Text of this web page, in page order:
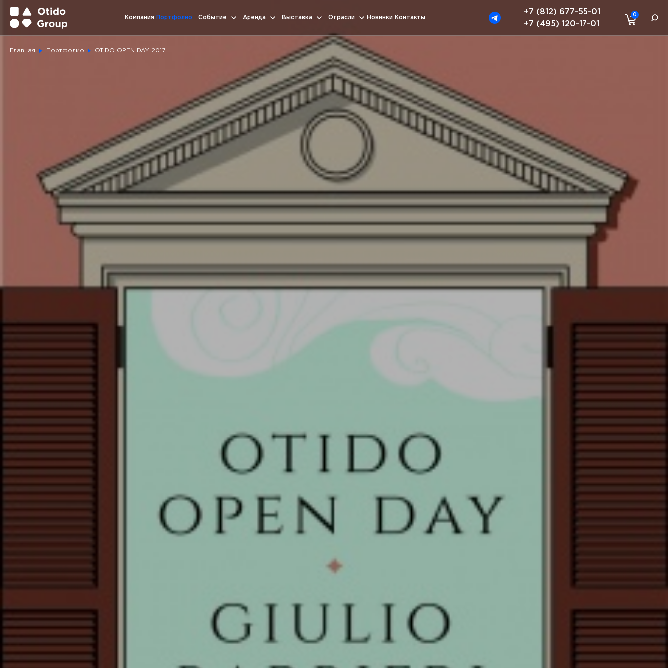
0
+7 (812) 677-55-01
+7 (495) 120-17-01
Компания Портфолио Событие Аренда Выставка Отрасли Новинки Контакты
Главная Портфолио OTIDO OPEN DAY 2017